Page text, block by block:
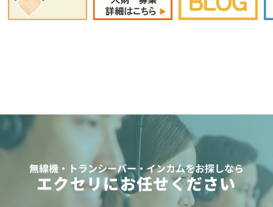
無線機・トランシーバー・インカムをお探しなら
エクセリにお任せください